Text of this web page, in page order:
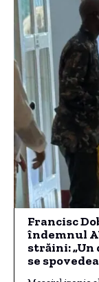
Francisc
îndemnul
străini: „Un
se